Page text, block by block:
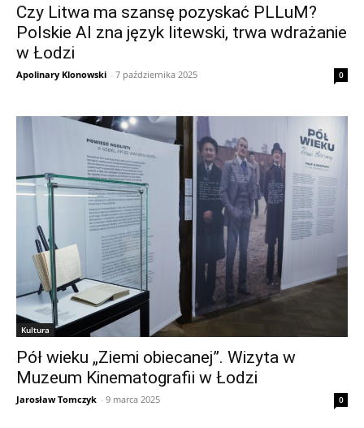
Czy Litwa ma szansę pozyskać PLLuM?
Polskie AI zna język litewski, trwa wdrażanie
w Łodzi
Apolinary Klonowski - 7 października 2025 0
Kultura
Pół wieku „Ziemi obiecanej”. Wizyta w
Muzeum Kinematografii w Łodzi
Jarosław Tomczyk - 9 marca 2025 0